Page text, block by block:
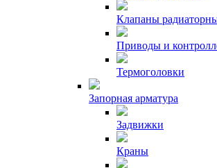
Клапаны
Приводы и
Термоголовки
Запорная арматура
Задвижки
Краны